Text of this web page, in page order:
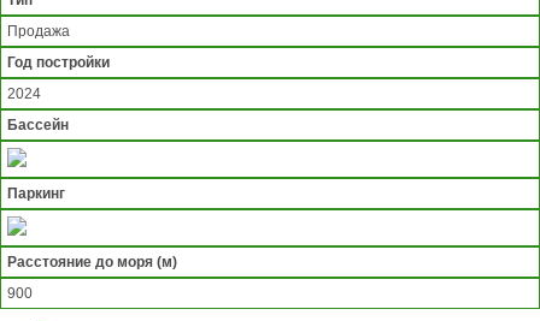
Продажа
Год постройки
2024
Бассейн
Паркинг
Расстояние до моря (м)
900